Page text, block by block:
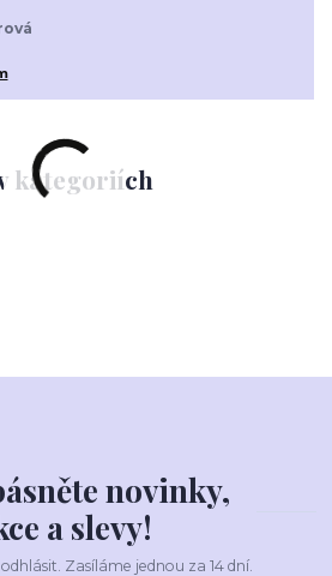
kategoriích
novinky,
a slevy!
Zasíláme jednou za 14 dní.